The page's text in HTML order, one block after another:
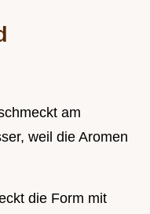
am
weil die Aromen
die Form mit